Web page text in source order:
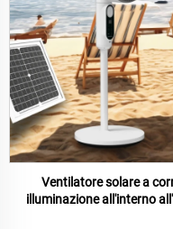
Ventilatore solare a
illuminazione all'interno